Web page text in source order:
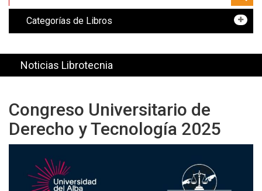
Categorías de Libros
Noticias Librotecnia
Congreso Universitario de
Derecho y Tecnología 2025